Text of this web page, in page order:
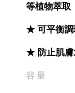
等植物萃取
★ 可平衡調
★ 防止肌膚
容量